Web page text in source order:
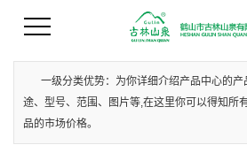
您当前的位置 ： 首 页>>产品中心>>浙
一级分类优势：为你详细介绍产品中心的产
途、型号、范围、图片等,在这里你可以得知所
品的市场价格。